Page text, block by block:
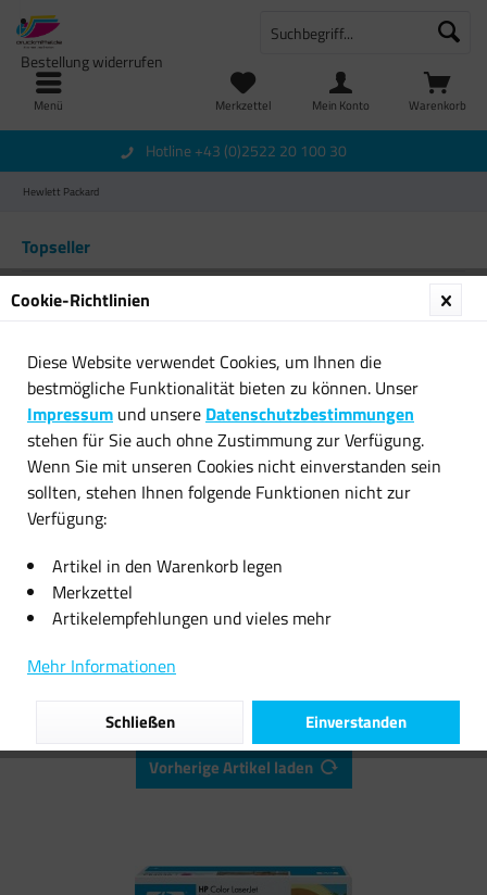
Menü Warenkorb
Merkzettel
Bestellung widerrufen
Mein Konto
Hotline +43 (0)2522 20 100 30
Hewlett Packard
Topseller
Original HP Toner 410X
CF410X schwarz für Color...
89,99 € *
Original HP Toner 128A
CE321A für Laserjet Pro...
Filtern
Vorherige Artikel laden
Cookie-Richtlinien
Diese Website verwendet Cookies, um Ihnen die
bestmögliche Funktionalität bieten zu können. Unser
Impressum und unsere Datenschutzbestimmungen
stehen für Sie auch ohne Zustimmung zur Verfügung.
Wenn Sie mit unseren Cookies nicht einverstanden sein
sollten, stehen Ihnen folgende Funktionen nicht zur
Verfügung:
Artikel in den Warenkorb legen
Merkzettel
Artikelempfehlungen und vieles mehr
Mehr Informationen
Einverstanden
Schließen